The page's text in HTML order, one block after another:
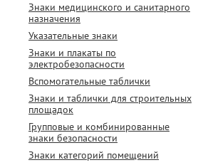
Знаки медицинского и санитарного
назначения
Указательные знаки
Знаки и плакаты по
электробезопасности
Вспомогательные таблички
Знаки и таблички для строительных
площадок
Групповые и комбинированные
знаки безопасности
Знаки категорий помещений